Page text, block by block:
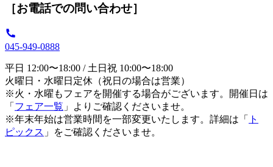
［お電話での問い合わせ］
045-949-0888
平日 12:00〜18:00 / 土日祝 10:00〜18:00
火曜日・水曜日定休（祝日の場合は営業）
※火・水曜もフェアを開催する場合がございます。開催日は
「 フェア一覧 」よりご確認くださいませ。
※年末年始は営業時間を一部変更いたします。詳細は「
ト
ピックス 」をご確認くださいませ。